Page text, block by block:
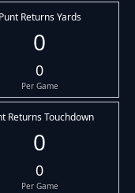
Punt Returns Yards
0
0
Per Game
Returns Touchdown
0
0
Per Game